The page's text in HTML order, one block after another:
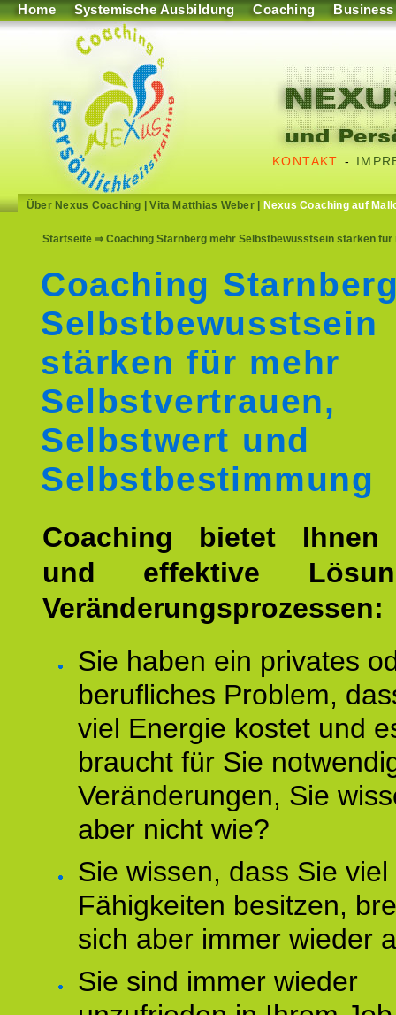
Home Systemische Ausbildung Coaching Business
KONTAKT -
Über Nexus Coaching |Vita Matthias Weber| Nexus Coaching auf
Startseite ⇒ Coaching Starnberg mehr Selbstbewusstsein stärken
Coaching
Selbstbewusstsein
stärken für mehr
Selbstvertrauen,
Selbstwert und
Selbstbestimmung
Coaching bietet Ihnen
und effektive
Veränderungsprozessen:
Sie haben ein privates
berufliches Problem,
viel Energie kostet und
braucht für Sie
Veränderungen, Sie
aber nicht wie?
Sie wissen, dass Sie
Fähigkeiten besitzen,
sich aber immer wieder
Sie sind immer wieder